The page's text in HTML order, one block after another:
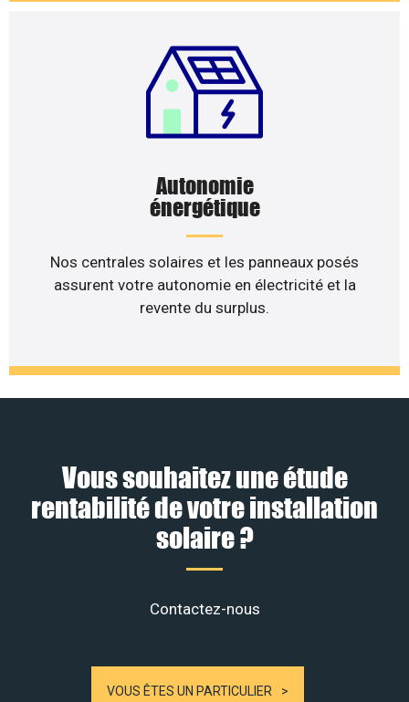
Autonomie
énergétique
Nos centrales solaires et les panneaux posés
assurent votre autonomie en électricité et la
revente du surplus.
Vous souhaitez une étude
rentabilité de votre installation
solaire ?
Contactez-nous
VOUS ÊTES UN PARTICULIER